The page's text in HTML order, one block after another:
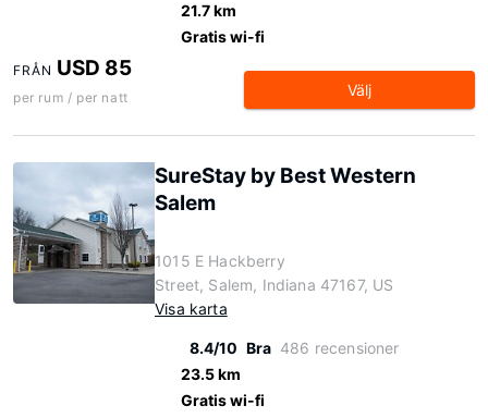
21.7 km
Gratis wi-fi
FRÅN USD 85
per rum / per natt Välj
SureStay by Best Western
Salem
1015 E Hackberry
Street, Salem, Indiana 47167, US
Visa karta
8.4/10 Bra 486 recensioner
23.5 km
Gratis wi-fi